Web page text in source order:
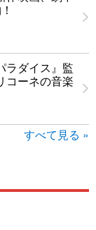
ラダイス』監
コーネの音楽
すべて見る »